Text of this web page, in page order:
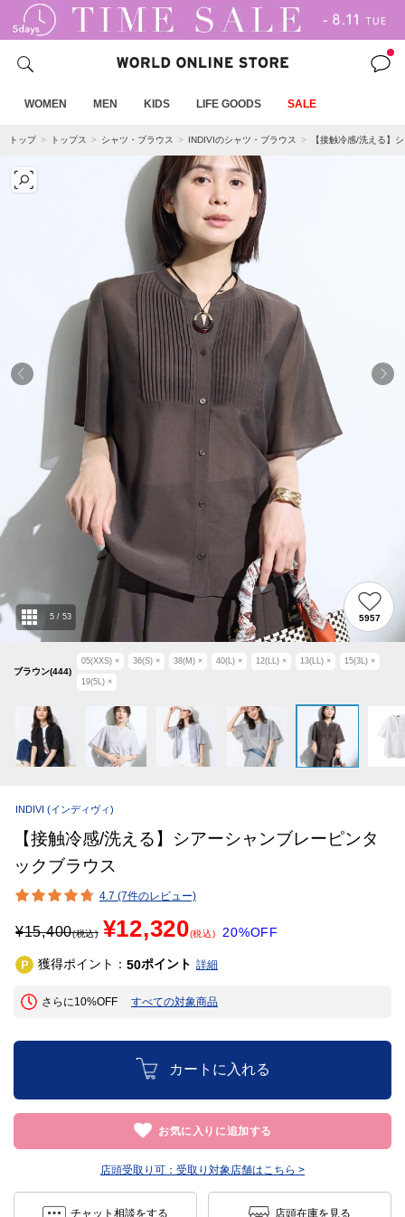
WOMEN MEN KIDS LIFE GOODS SALE
トップ トップス シャツ・ブラウス INDIVIのシャツ・ブラウス 【接触冷感/洗える】
ブラウン(444)
05(XXS) × 36(S) × 38(M) × 40(L) × 12(LL) × 13(LL) × 15(3L) ×
19(5L) ×
5 / 53 5957
INDIVI (インディヴィ)
【接触冷感/洗える】シアーシャンブレーピンタ
ックブラウス
4.7 (7件のレビュー)
¥15,400(税込) ¥12,320(税込) 20%OFF
獲得ポイント： 50ポイント 詳細
さらに10%OFF すべての対象商品
カートに入れる
お気に入りに追加する
店頭受取り可： 受取り対象店舗はこちら >
チャット相談をする 店頭在庫を見る